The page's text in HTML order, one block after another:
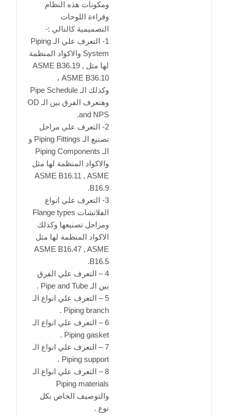
ومكونات هذه النظام
وقراءة اللوحات
التصميمية كالتالي :-
1- التعرف علي الـ Piping
System والاكواد المنظمة
لها مثل ASME B36.19 ,
ASME B36.10 ،
وكذلك الـ Pipe Schedule
وهنعرف الفرق بين الـ OD
and NPS.
2- التعرف علي مراحل
تصنيع الـ Piping Fittings و
الـ Piping Components
والاكواد المنظمة لها مثل
ASME B16.11 , ASME
B16.9.
3- التعرف علي انواع
الفلانشات Flange types
ومراحل تصنيعها وكذلك
الاكواد المنظمة لها مثل
ASME B16.47 , ASME
B16.5.
4 – التعرف علي الفرق
بين الـ Pipe and Tube .
5 – التعرف علي انواع الـ
Piping branch .
6 – التعرف علي انواع الـ
Piping gasket .
7 – التعرف علي انواع الـ
Piping support .
8 – التعرف علي انواع الـ
Piping materials
والتوصيف الخاص بكل
نوع .